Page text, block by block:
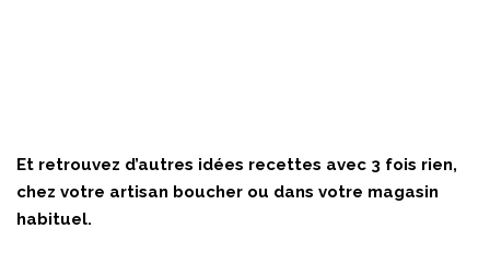
Et retrouvez d’autres idées recettes avec 3 fois rien,
chez votre artisan boucher ou dans votre magasin
habituel.